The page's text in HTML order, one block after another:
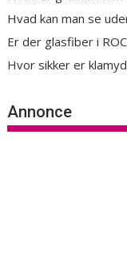
Hvad kan man se
Er der glasfiber i
Hvor sikker er
Annonce